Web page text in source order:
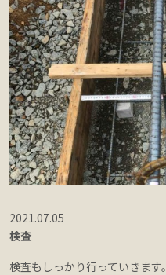
2021.07.05
検査
検査もしっかり行っていきます。